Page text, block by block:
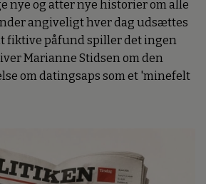
nye og atter nye historier om alle
angiveligt hver dag udsættes
fiktive påfund spiller det ingen
Marianne Stidsen om den
om datingsaps som et 'minefelt